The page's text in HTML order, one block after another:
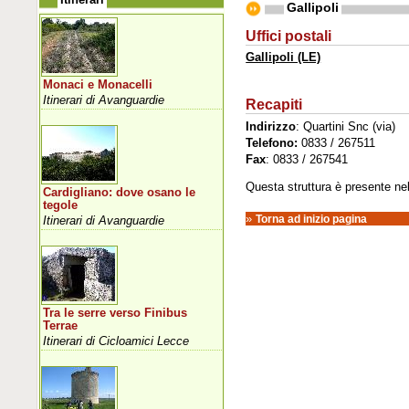
Gallipoli
Uffici postali
Gallipoli (LE)
Recapiti
Indirizzo: Quartini Snc (via)
Telefono: 0833 / 267511
Fax: 0833 / 267541
Questa struttura è presente
»Torna ad inizio pagina
Monaci e Monacelli
Itinerari di Avanguardie
Cardigliano: dove osano le
tegole
Itinerari di Avanguardie
Tra le serre verso Finibus
Terrae
Itinerari di Cicloamici Lecce